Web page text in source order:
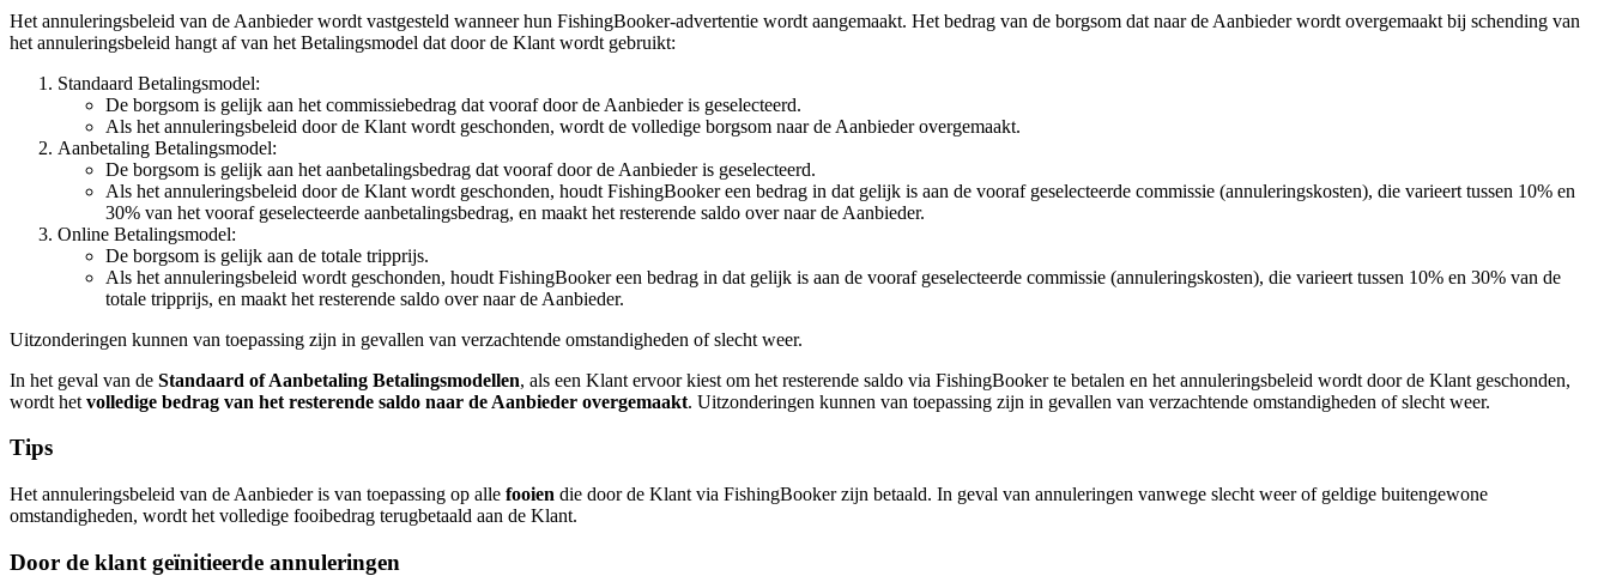
Het annuleringsbeleid van de Aanbieder wordt vastgesteld wanneer hun FishingBooker-advertentie wordt aangemaakt. Het bedrag van de borgsom dat naar de Aanbieder wordt overgemaakt bij schending van
het annuleringsbeleid hangt af van het Betalingsmodel dat door de Klant wordt gebruikt:
Standaard Betalingsmodel:
De borgsom is gelijk aan het commissiebedrag dat vooraf door de Aanbieder is geselecteerd.
Als het annuleringsbeleid door de Klant wordt geschonden, wordt de volledige borgsom naar de Aanbieder overgemaakt.
Aanbetaling Betalingsmodel:
De borgsom is gelijk aan het aanbetalingsbedrag dat vooraf door de Aanbieder is geselecteerd.
Als het annuleringsbeleid door de Klant wordt geschonden, houdt FishingBooker een bedrag in dat gelijk is aan de vooraf geselecteerde commissie (annuleringskosten), die varieert tussen 10% en
30% van het vooraf geselecteerde aanbetalingsbedrag, en maakt het resterende saldo over naar de Aanbieder.
Online Betalingsmodel:
De borgsom is gelijk aan de totale tripprijs.
Als het annuleringsbeleid wordt geschonden, houdt FishingBooker een bedrag in dat gelijk is aan de vooraf geselecteerde commissie (annuleringskosten), die varieert tussen 10% en 30% van de
totale tripprijs, en maakt het resterende saldo over naar de Aanbieder.
Uitzonderingen kunnen van toepassing zijn in gevallen van verzachtende omstandigheden of slecht weer.
In het geval van de Standaard of Aanbetaling Betalingsmodellen, als een Klant ervoor kiest om het resterende saldo via FishingBooker te betalen en het annuleringsbeleid wordt door de Klant geschonden,
wordt het volledige bedrag van het resterende saldo naar de Aanbieder overgemaakt. Uitzonderingen kunnen van toepassing zijn in gevallen van verzachtende omstandigheden of slecht weer.
Tips
Het annuleringsbeleid van de Aanbieder is van toepassing op alle fooien die door de Klant via FishingBooker zijn betaald. In geval van annuleringen vanwege slecht weer of geldige buitengewone
omstandigheden, wordt het volledige fooibedrag terugbetaald aan de Klant.
Door de klant geïnitieerde annuleringen